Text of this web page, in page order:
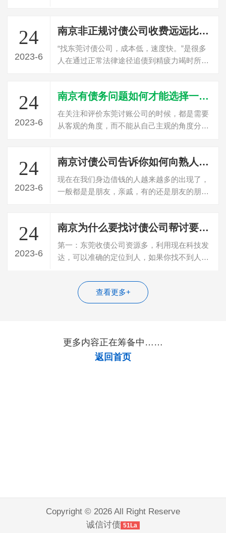
24
2023-6
南京非正规讨债公司收费远远比承诺的高
“找东莞讨债公司，成本低，速度快。”是很多
人在通过正常法律途径追债到精疲力竭时所一
24
2023-6
南京有债务问题如何才能选择一家正规的讨债公司
在关注和评价东莞讨账公司的时候，都是需要
从客观的角度，而不能从自己主观的角度分
24
2023-6
南京讨债公司告诉你如何向熟人朋友讨要欠款
现在在我们身边借钱的人越来越多的出现了，
一般都是是朋友，亲戚，有的还是朋友的朋友
24
2023-6
南京为什么要找讨债公司帮讨要欠款？讨债公司优势？
第一：东莞收债公司资源多，利用现在科技发
达，可以准确的定位到人，如果你找不到人那
查看更多+
更多内容正在筹备中……
返回首页
Copyright © 2026 All Right Reserve
诚信讨债 51La